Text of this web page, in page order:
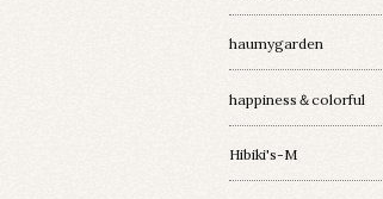
haumygarden
happiness＆colorful
Hibiki's-M